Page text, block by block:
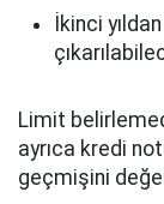
İkinci
Limit
ayrıca kredi
geçmişini